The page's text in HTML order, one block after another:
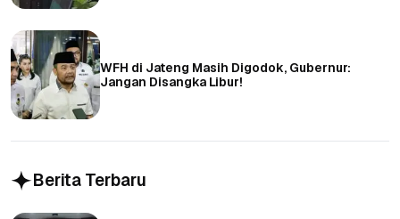
WFH di Jateng Masih Digodok, Gubernur:
Jangan Disangka Libur!
Berita Terbaru